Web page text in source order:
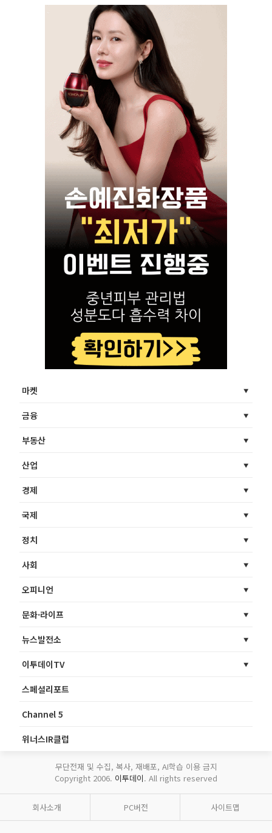
마켓
금융
부동산
산업
경제
국제
정치
사회
오피니언
문화·라이프
뉴스발전소
이투데이TV
스페셜리포트
Channel 5
위너스IR클럽
무단전재 및 수집, 복사, 재배포, AI학습 이용 금지
Copyright 2006. 이투데이. All rights reserved
회사소개 PC버전 사이트맵